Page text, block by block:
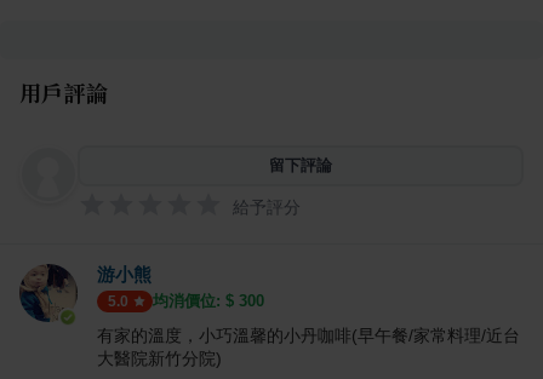
用戶評論
留下評論
給予評分
游小熊
5.0 均消價位: $ 300
有家的溫度，小巧溫馨的小丹咖啡(早午餐/家常料理/近台
大醫院新竹分院)